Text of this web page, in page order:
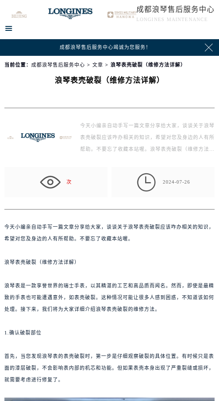
成都浪琴售后服务中心
LONGINES MAINTENANCE

成都浪琴售后服务中心竭诚为您服务！ 
当前位置： 成都浪琴售后服务中心 > 文章 > 浪琴表壳破裂（维修方法详解）
浪琴表壳破裂（维修方法详解）
今天小编亲自动手写一篇文章分享给大家，谈谈关于浪琴
表壳破裂应该咋办相关的知识，希望对您及身边的人有所
帮助。不要忘了收藏本站喔。浪琴表壳破裂（维修方法…
次  2024-07-26
今天小编亲自动手写一篇文章分享给大家，谈谈关于浪琴表壳破裂应该咋办相关的知识，
希望对您及身边的人有所帮助。不要忘了收藏本站喔。
浪琴表壳破裂（维修方法详解）
浪琴表是一款享誉世界的瑞士手表，以其精湛的工艺和高品质而闻名。然而，即使是最精
致的手表也可能遭遇意外，如表壳破裂。这种情况可能让很多人感到困惑，不知道该如何
处理。接下来，我们将为大家详细介绍浪琴表壳破裂的维修方法。
1.确认破裂部位
首先，当您发现浪琴表的表壳破裂时，第一步是仔细观察破裂的具体位置。有时候只是表
面的漆层破裂，不会影响表内部的机芯和功能。但如果表壳本身出现了严重裂缝或损坏，
就需要考虑进行修复了。